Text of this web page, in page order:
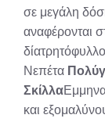
σε μεγάλη
αναφέρονται
δίατρητόφυλλο
Νεπέτα
Σκίλλα
και